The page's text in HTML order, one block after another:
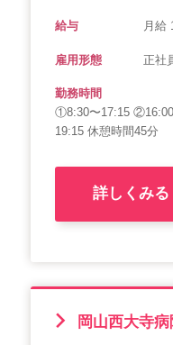
給与 月給
雇用形態 正社
勤務時間
①8:30〜17:15
19:15 休憩時間45分
詳しくみる
岡山西大寺病